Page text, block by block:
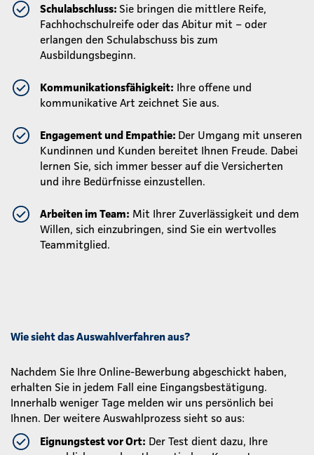
Schulabschluss: Sie bringen die mittlere Reife,
Fachhochschulreife oder das Abitur mit – oder
erlangen den Schulabschuss bis zum
Ausbildungsbeginn.
Kommunikationsfähigkeit: Ihre offene und
kommunikative Art zeichnet Sie aus.
Engagement und Empathie: Der Umgang mit unseren
Kundinnen und Kunden bereitet Ihnen Freude. Dabei
lernen Sie, sich immer besser auf die Versicherten
und ihre Bedürfnisse einzustellen.
Arbeiten im Team: Mit Ihrer Zuverlässigkeit und dem
Willen, sich einzubringen, sind Sie ein wertvolles
Teammitglied.
Wie sieht das Auswahlverfahren aus?
Nachdem Sie Ihre Online-Bewerbung abgeschickt haben,
erhalten Sie in jedem Fall eine Eingangsbestätigung.
Innerhalb weniger Tage melden wir uns persönlich bei
Ihnen. Der weitere Auswahlprozess sieht so aus:
Eignungstest vor Ort: Der Test dient dazu, Ihre